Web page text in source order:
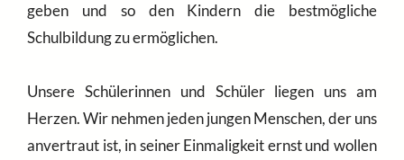
geben und so den Kindern die bestmögliche
Schulbildung zu ermöglichen.
Unsere Schülerinnen und Schüler liegen uns am
Herzen. Wir nehmen jeden jungen Menschen, der uns
anvertraut ist, in seiner Einmaligkeit ernst und wollen